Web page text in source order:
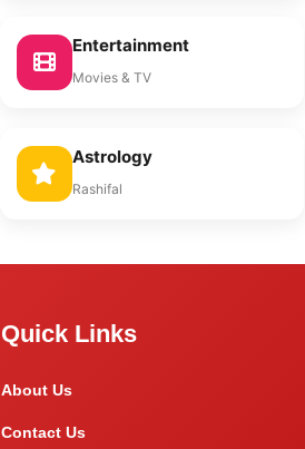
Entertainment
Movies & TV
Astrology
Rashifal
Quick Links
About Us
Contact Us